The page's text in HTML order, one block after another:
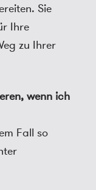
Sie
Ihre
zu Ihrer
wenn ich
Fall so